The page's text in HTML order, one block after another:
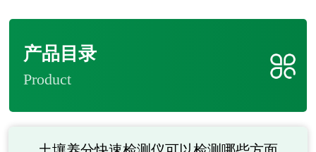
产品目录
Product